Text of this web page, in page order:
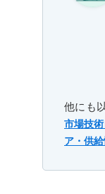
他にも
市場技
ア・供